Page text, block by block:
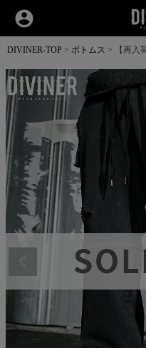
account_circle
DIVINER-TOP ボトムス 【再入